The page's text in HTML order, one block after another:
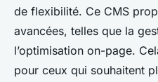
de flexibilité. Ce CMS
avancées, telles que la
l’optimisation on-page.
pour ceux qui souhaitent